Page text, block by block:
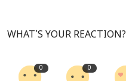
WHAT'S YOUR REACTION?
0 0